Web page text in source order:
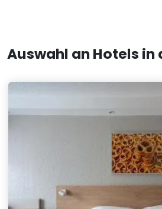
Auswahl an Hotels in